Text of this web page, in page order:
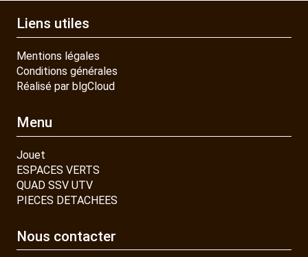
Liens utiles
Mentions légales
Conditions générales
Réalisé par blgCloud
Menu
Jouet
ESPACES VERTS
QUAD SSV UTV
PIECES DETACHEES
Nous contacter